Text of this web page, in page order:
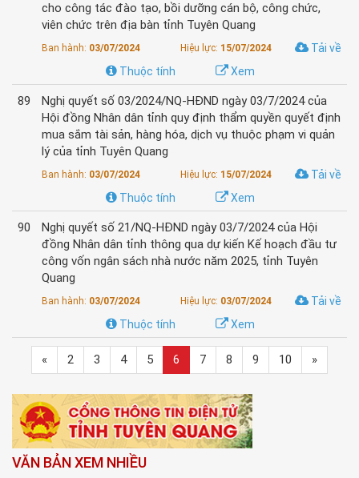
cho công tác đào tạo, bồi dưỡng cán bộ, công chức,
viên chức trên địa bàn tỉnh Tuyên Quang
Ban hành: 03/07/2024 Hiệu lực: 15/07/2024
Tải về
Xem
Thuộc tính
89
Nghị quyết số 03/2024/NQ-HĐND ngày 03/7/2024 của
Hội đồng Nhân dân tỉnh quy định thẩm quyền quyết định
mua sắm tài sản, hàng hóa, dịch vụ thuộc phạm vi quản
lý của tỉnh Tuyên Quang
Ban hành: 03/07/2024 Hiệu lực: 15/07/2024
Tải về
Xem
Thuộc tính
90
Nghị quyết số 21/NQ-HĐND ngày 03/7/2024 của Hội
đồng Nhân dân tỉnh thông qua dự kiến Kế hoạch đầu tư
công vốn ngân sách nhà nước năm 2025, tỉnh Tuyên
Quang
Ban hành: 03/07/2024 Hiệu lực: 03/07/2024
Tải về
Xem
Thuộc tính
« 2 3 4 5 6 7 8 9 10 »
VĂN BẢN XEM NHIỀU